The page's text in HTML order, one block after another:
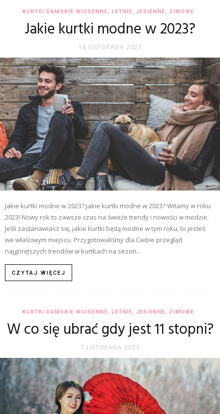
KURTKI DAMSKIE WIOSENNE, LETNIE, JESIENNE, ZIMOWE
Jakie kurtki modne w 2023?
18 LISTOPADA 2023
Jakie kurtki modne w 2023? Jakie kurtki modne w 2023? Witamy w roku
2023! Nowy rok to zawsze czas na świeże trendy i nowości w modzie.
Jeśli zastanawiasz się, jakie kurtki będą modne w tym roku, to jesteś
we właściwym miejscu. Przygotowaliśmy dla Ciebie przegląd
najgorętszych trendów w kurtkach na sezon...
CZYTAJ WIĘCEJ
KURTKI DAMSKIE WIOSENNE, LETNIE, JESIENNE, ZIMOWE
W co się ubrać gdy jest 11 stopni?
7 LISTOPADA 2023